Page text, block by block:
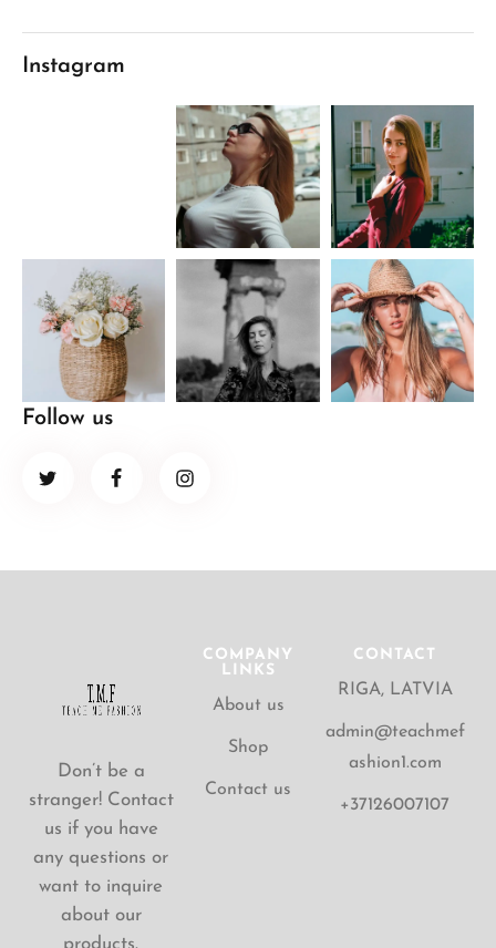
Instagram
Follow us
Don’t be a
stranger! Contact
us if you have
any questions or
want to inquire
about our
COMPANY
LINKS
About us
Shop
Contact us
CONTACT
RIGA, LATVIA
admin@teachmef
ashion1.com
+37126007107